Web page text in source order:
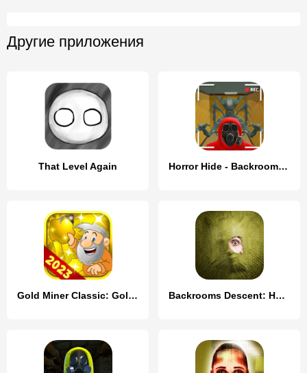
Другие приложения
That Level Again Horror Hide - Backrooms Escape
Gold Miner Classic: Gold Rush Backrooms Descent: Horror Game